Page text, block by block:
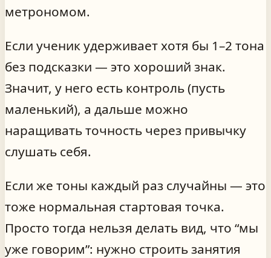
метрономом.
Если ученик удерживает хотя бы 1–2 тона
без подсказки — это хороший знак.
Значит, у него есть контроль (пусть
маленький), а дальше можно
наращивать точность через привычку
слушать себя.
Если же тоны каждый раз случайны — это
тоже нормальная стартовая точка.
Просто тогда нельзя делать вид, что “мы
уже говорим”: нужно строить занятия